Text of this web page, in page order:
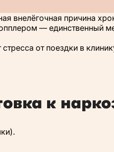
внелёгочная причина
— единственный
от поездки в
к